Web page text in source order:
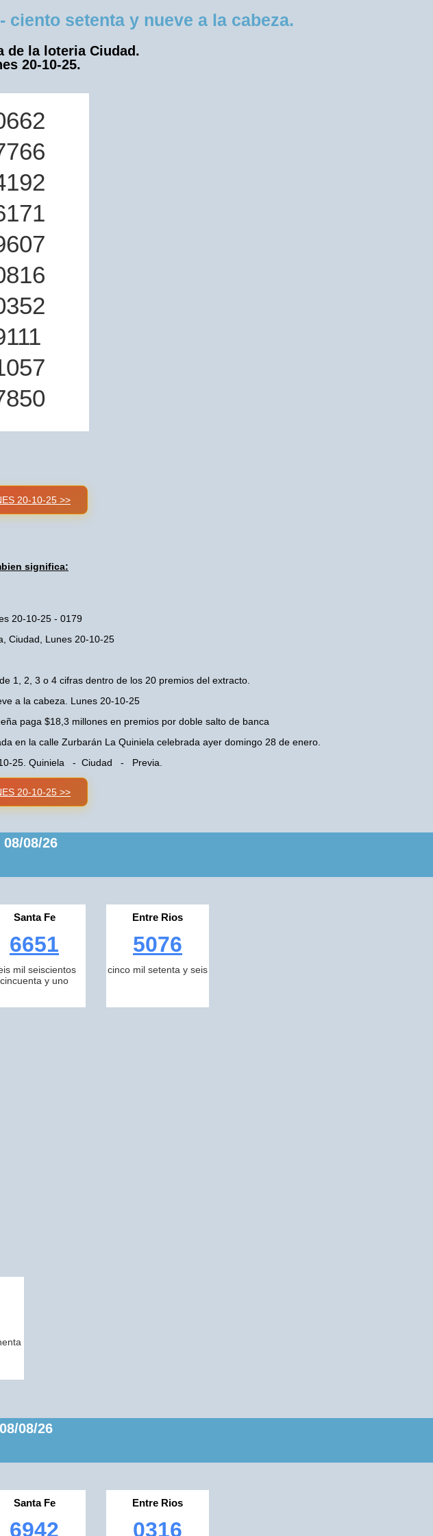
setenta y nueve a la cabeza.
de la loteria Ciudad.
20-10-25.
20-10-25 >>
significa:
20-10-25 - 0179
Ciudad, Lunes 20-10-25
1, 2, 3 o 4 cifras dentro de los 20 premios del extracto.
a la cabeza. Lunes 20-10-25
paga $18,3 millones en premios por doble salto de banca
en la calle Zurbarán La Quiniela celebrada ayer domingo 28 de enero.
25. Quiniela - Ciudad - Previa.
20-10-25 >>
08/26
Santa Fe
6651
mil seiscientos
cincuenta y uno
Entre Rios
5076
cinco mil setenta y seis
08/26
Santa Fe
6942
Entre Rios
0316